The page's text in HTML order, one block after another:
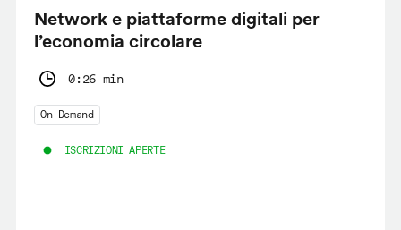
Network e piattaforme digitali per
l’economia circolare
0:26 min
On Demand
ISCRIZIONI APERTE